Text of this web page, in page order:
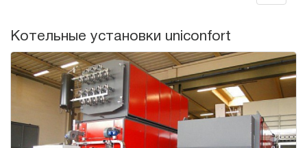
Котельные установки uniconfort